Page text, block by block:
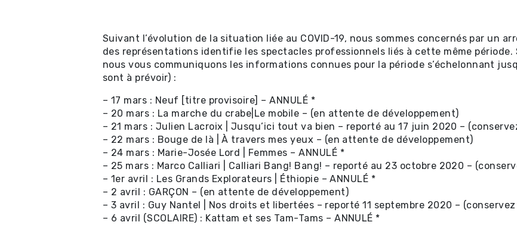
Suivant l’évolution de la situation liée au COVID-19, nous sommes concernés par un
des représentations identifie les spectacles professionnels liés à cette même
nous vous communiquons les informations connues pour la période s’échelonnant
sont à prévoir) :
– 17 mars : Neuf [titre provisoire] – ANNULÉ *
– 20 mars : La marche du crabe|Le mobile – (en attente de développement)
– 21 mars : Julien Lacroix | Jusqu’ici tout va bien – reporté au 17 juin 2020 –
– 22 mars : Bouge de là | À travers mes yeux – (en attente de développement)
– 24 mars : Marie-Josée Lord | Femmes – ANNULÉ *
– 25 mars : Marco Calliari | Calliari Bang! Bang! – reporté au 23 octobre 2020 –
– 1er avril : Les Grands Explorateurs | Éthiopie – ANNULÉ *
– 2 avril : GARÇON – (en attente de développement)
– 3 avril : Guy Nantel | Nos droits et libertées – reporté 11 septembre 2020 –
– 6 avril (SCOLAIRE) : Kattam et ses Tam-Tams – ANNULÉ *
Achat en ligne - Spectacles
professionnels ⧉
Achat en ligne - Certificat-
cadeau ⧉
Achat en ligne - Spectacles
locaux et locations ⧉